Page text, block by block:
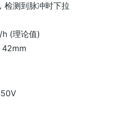
检测到脉冲时下拉
(理论值)
42mm